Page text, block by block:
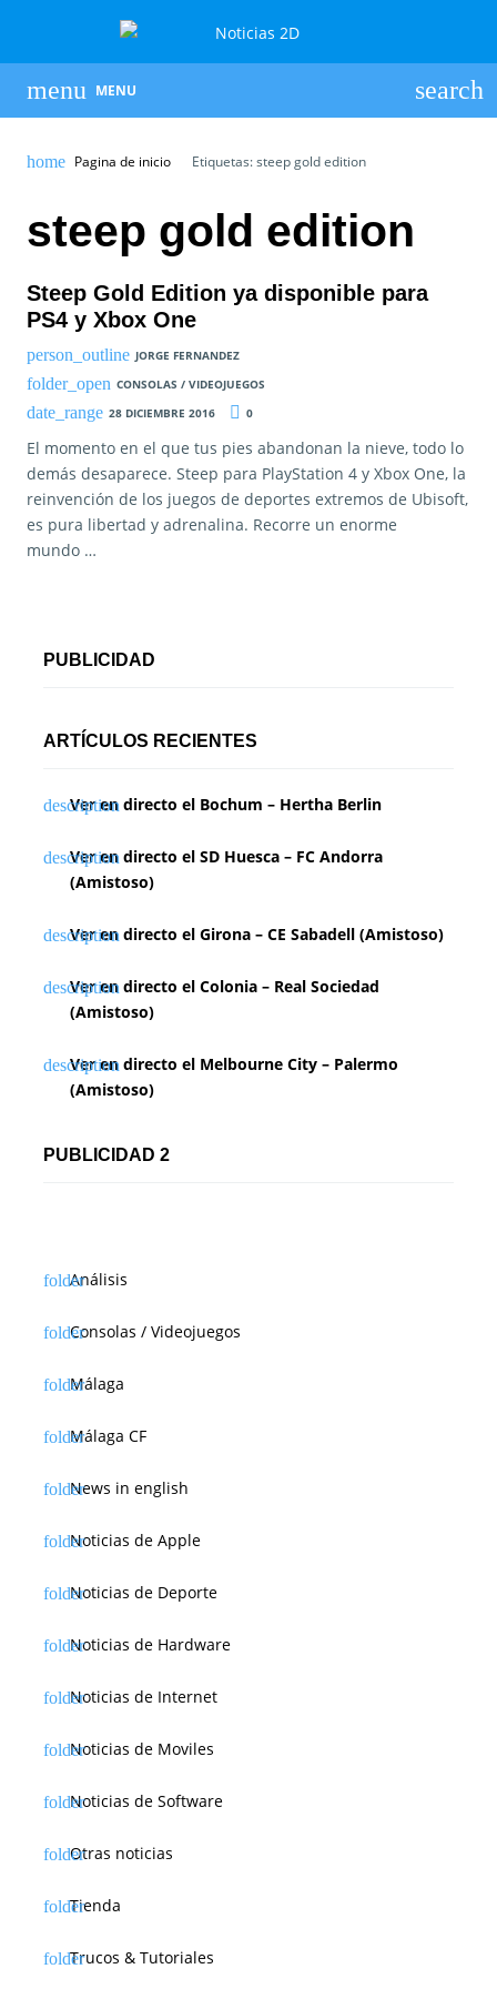
MENU
Pagina de inicio Etiquetas: steep gold edition
steep gold edition
Steep Gold Edition ya disponible para
PS4 y Xbox One
JORGE FERNANDEZ
CONSOLAS / VIDEOJUEGOS
28 DICIEMBRE 2016
0
El momento en el que tus pies abandonan la nieve, todo lo
demás desaparece. Steep para PlayStation 4 y Xbox One, la
reinvención de los juegos de deportes extremos de Ubisoft,
es pura libertad y adrenalina. Recorre un enorme
mundo …
PUBLICIDAD
ARTÍCULOS RECIENTES
Ver en directo el Bochum – Hertha Berlin
Ver en directo el SD Huesca – FC Andorra
(Amistoso)
Ver en directo el Girona – CE Sabadell (Amistoso)
Ver en directo el Colonia – Real Sociedad
(Amistoso)
Ver en directo el Melbourne City – Palermo
(Amistoso)
PUBLICIDAD 2
Análisis
Consolas / Videojuegos
Málaga
Málaga CF
News in english
Noticias de Apple
Noticias de Deporte
Noticias de Hardware
Noticias de Internet
Noticias de Moviles
Noticias de Software
Otras noticias
Tienda
Trucos & Tutoriales